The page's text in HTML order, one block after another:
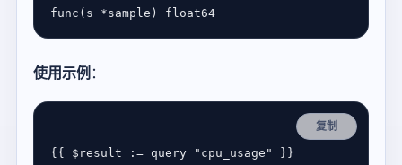
func ( s *sample ) float64
使用示例：
复制
{{ $ result := query "cpu_usage"